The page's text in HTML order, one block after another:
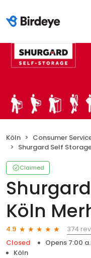
Köln Consumer
Shurgard Self Storage Köln
Claimed
Köln
4.9
374
Closed
Opens 7:00
Köln